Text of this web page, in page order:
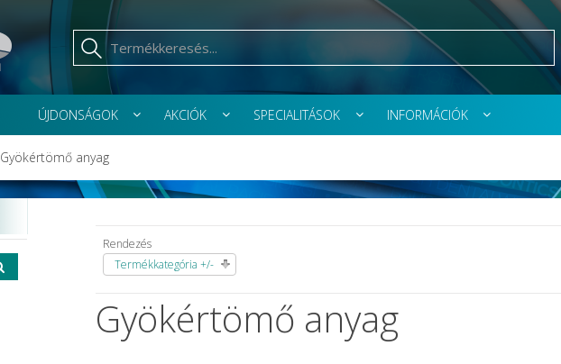
ÚJDONSÁGOK AKCIÓK SPECIALITÁSOK INFORMÁCIÓK
Gyökértömő anyag
Rendezés
Termékkategória +/-
Gyökértömő anyag